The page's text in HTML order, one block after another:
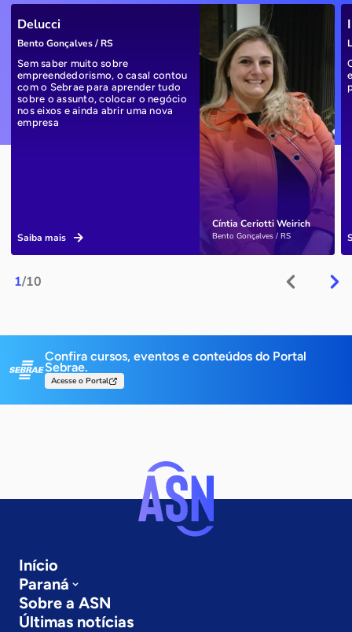
1/10
Cíntia Ceriotti Weirich
Bento Gonçalves / RS
Delucci
Bento Gonçalves / RS
Sem saber muito sobre
empreendedorismo, o casal contou
com o Sebrae para aprender tudo
sobre o assunto, colocar o negócio
nos eixos e ainda abrir uma nova
empresa
Saiba mais
Confira cursos, eventos e conteúdos do Portal
Sebrae.
Acesse o Portal
Início
Paraná
Sobre a ASN
Últimas notícias